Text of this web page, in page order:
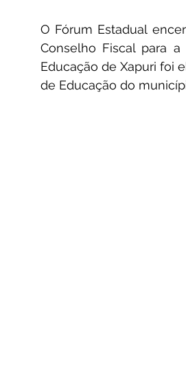
O Fórum Estadual
Conselho Fiscal para a
Educação de Xapuri foi
de Educação do